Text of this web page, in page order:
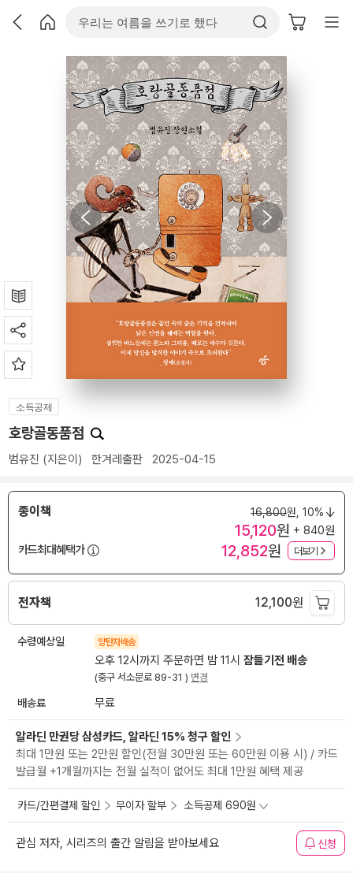
소득공제
호랑골동품점
범유진 (지은이) 한겨레출판 2025-04-15
종이책 16,800원, 10%
15,120원 + 840원
카드최대혜택가
12,852원 더보기
전자책 12,100원
수령예상일 양탄자배송
오후 12시까지 주문하면 밤 11시 잠들기전 배송
(중구 서소문로 89-31 ) 변경
배송료 무료
알라딘 만권당 삼성카드, 알라딘 15% 청구 할인
최대 1만원 또는 2만원 할인(전월 30만원 또는 60만원 이용 시) / 카드
발급월 +1개월까지는 전월 실적이 없어도 최대 1만원 혜택 제공
카드/간편결제 할인 무이자 할부 소득공제 690원
관심 저자, 시리즈의 출간 알림을 받아보세요 신청